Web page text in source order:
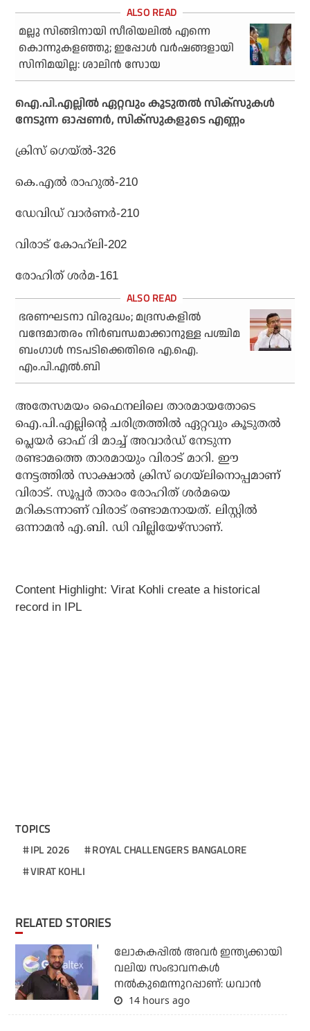
മല്ലു സിങ്ങിനായി സീരിയലിൽ എന്നെ
കൊന്നുകളഞ്ഞു; ഇപ്പോൾ വർഷങ്ങളായി
സിനിമയില്ല: ശാലിൻ സോയ
ഐ.പി.എല്ലില്‍ ഏറ്റവും കൂടുതല്‍ സിക്‌സുകള്‍
നേടുന്ന ഓപ്പണര്‍, സിക്‌സുകളുടെ എണ്ണം
ക്രിസ് ഗെയ്ല്‍-326
കെ.എല്‍ രാഹുല്‍-210
ഡേവിഡ് വാര്‍ണര്‍-210
വിരാട് കോഹ്‌ലി-202
രോഹിത് ശര്‍മ-161
ഭരണഘടനാ വിരുദ്ധം; മദ്രസകളില്‍
വന്ദേമാതരം നിര്‍ബന്ധമാക്കാനുള്ള പശ്ചിമ
ബംഗാള്‍ നടപടിക്കെതിരെ എ.ഐ.
എം.പി.എല്‍.ബി
അതേസമയം ഫൈനലിലെ താരമായതോടെ
ഐ.പി.എല്ലിന്റെ ചരിത്രത്തില്‍ ഏറ്റവും കൂടുതല്‍
പ്ലെയര്‍ ഓഫ് ദി മാച്ച് അവാര്‍ഡ് നേടുന്ന
രണ്ടാമത്തെ താരമായും വിരാട് മാറി. ഈ
നേട്ടത്തില്‍ സാക്ഷാല്‍ ക്രിസ് ഗെയ്ലിനൊപ്പമാണ്
വിരാട്. സൂപ്പര്‍ താരം രോഹിത് ശര്‍മയെ
മറികടന്നാണ് വിരാട് രണ്ടാമനായത്. ലിസ്റ്റില്‍
ഒന്നാമന്‍ എ.ബി. ഡി വില്ലിയേഴ്സാണ്.
Content Highlight: Virat Kohli create a historical
record in IPL
TOPICS
IPL 2026
ROYAL CHALLENGERS BANGALORE
VIRAT KOHLI
RELATED STORIES
ലോകകപ്പിൽ അവര്‍ ഇന്ത്യക്കായി
വലിയ സംഭാവനകള്‍
നല്‍കുമെന്നുറപ്പാണ്: ധവാന്‍
14 hours ago